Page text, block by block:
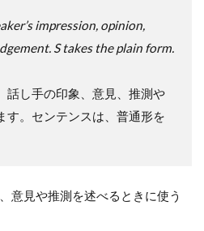
impression, opinion,
S takes the plain form.
話し手の印象、意見、推測や
す。センテンスは、普通形を
意見や推測を述べるときに使う